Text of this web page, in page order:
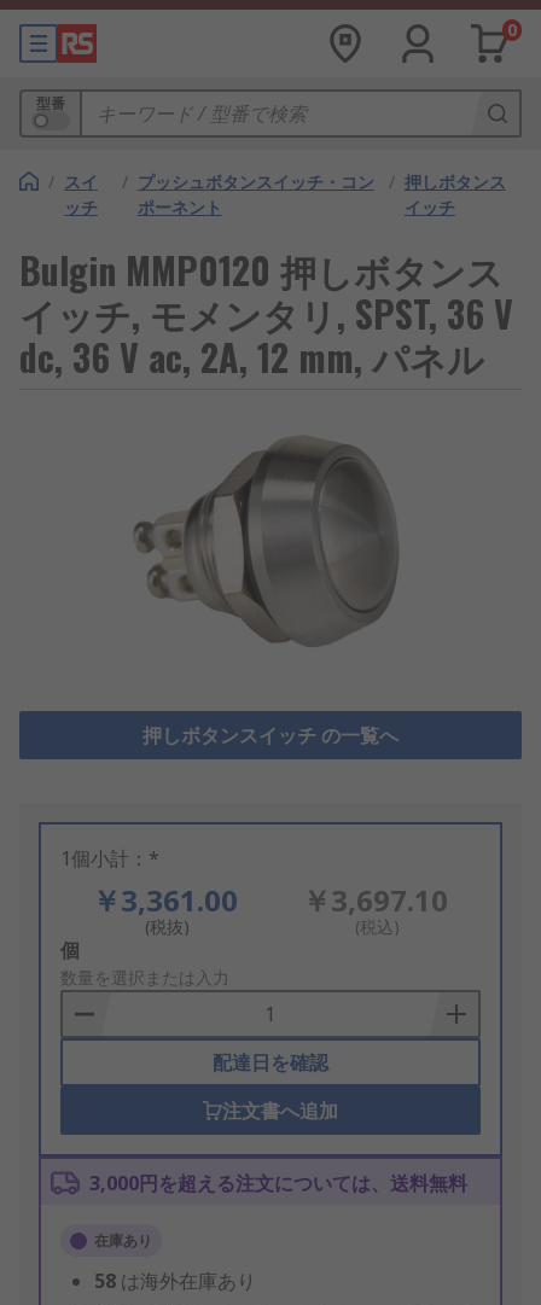
0
型番
/ スイ
ッチ
/ プッシュボタンスイッチ・コン
ポーネント
/ 押しボタンス
イッチ
Bulgin MMP0120 押しボタンス
イッチ, モメンタリ, SPST, 36 V
dc, 36 V ac, 2A, 12 mm, パネル
押しボタンスイッチ の一覧へ
1個小計：*
￥3,361.00
(税抜)
￥3,697.10
(税込)
Add
to
Basket
個
数量を選択または入力
配達日を確認
注文書へ追加
3,000円を超える注文については、送料無料
在庫あり
58 は海外在庫あり